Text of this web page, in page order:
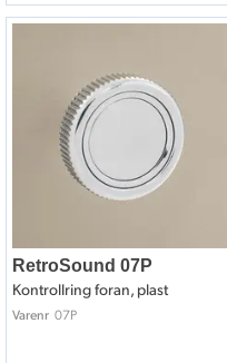
RetroSound 07P
Kontrollring foran, plast
Varenr 07P